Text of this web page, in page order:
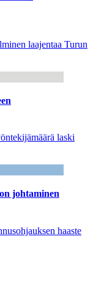
laajentaa Turun
laski
johtaminen
haaste